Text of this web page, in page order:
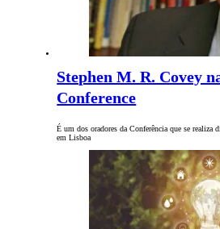
Stephen M. R. Covey
Conference
É um dos oradores da Conferência que se
em Lisboa